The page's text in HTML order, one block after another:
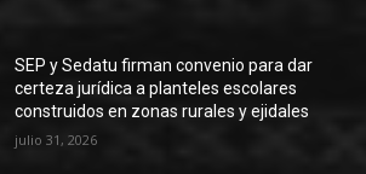
SEP y Sedatu firman convenio para dar
certeza jurídica a planteles escolares
construidos en zonas rurales y ejidales
julio 31, 2026